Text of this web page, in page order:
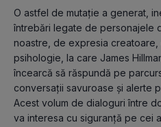
O astfel de mutaţie a generat,
întrebări legate de personajele
noastre, de expresia creatoare,
psihologie, la care James
încearcă să răspundă pe
conversaţii savuroase şi alerte
Acest volum de dialoguri între
va interesa cu siguranţă pe cei